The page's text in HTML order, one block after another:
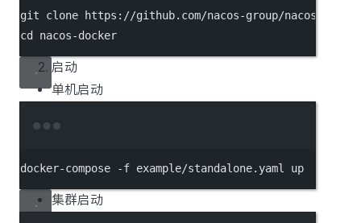
git clone https: //github.com/nacos-group/nacos
cd nacos-docker
启动
单机启动
docker-compose -f example/standalone.yaml up
集群启动